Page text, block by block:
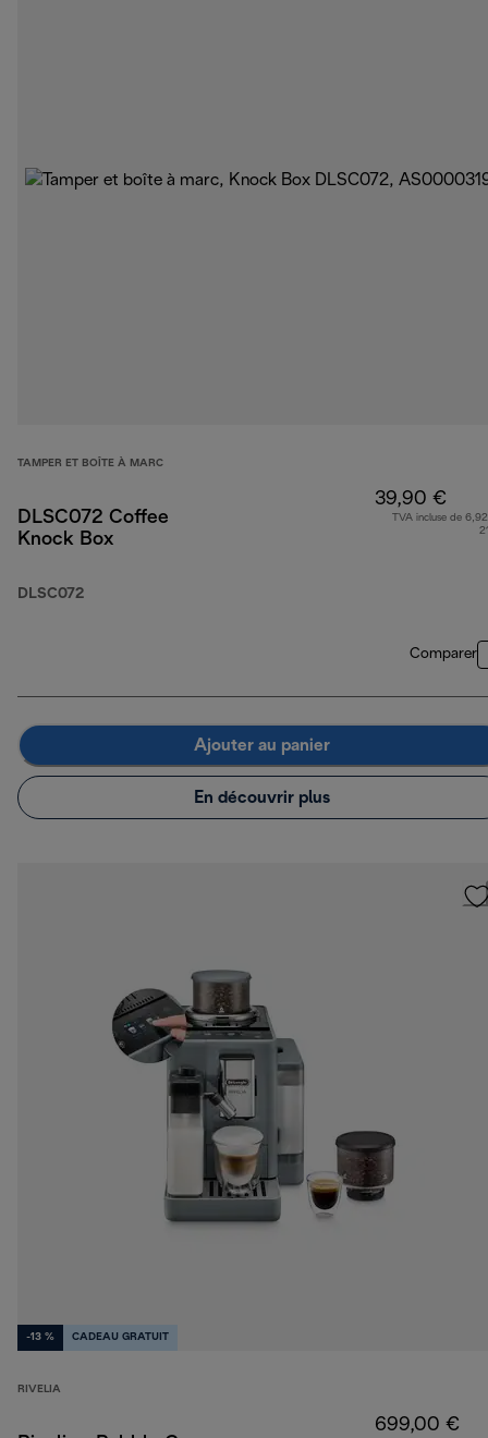
TAMPER ET BOÎTE À MARC
DLSC072 Coffee
Knock Box
DLSC072
39,90 €
TVA incluse de
Comparer
Ajouter au panier
En découvrir plus
-13 % CADEAU GRATUIT
RIVELIA
699,00 €